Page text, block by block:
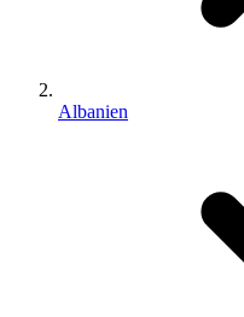
Albanien